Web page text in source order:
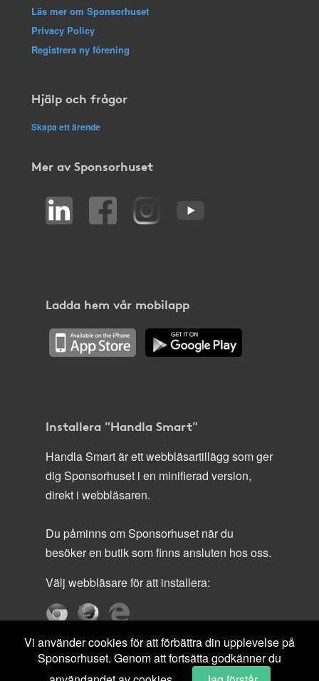
Läs mer om Sponsorhuset
Privacy Policy
Registrera ny förening
Hjälp och frågor
Skapa ett ärende
Mer av Sponsorhuset
Ladda hem vår mobilapp
Installera "Handla Smart"
Handla Smart är ett webbläsartillägg som ger
dig Sponsorhuset i en minifierad version,
direkt i webbläsaren.
Du påminns om Sponsorhuset när du
besöker en butik som finns ansluten hos oss.
Välj webbläsare för att installera:
Vi använder cookies för att förbättra din upplevelse på
Sponsorhuset. Genom att fortsätta godkänner du